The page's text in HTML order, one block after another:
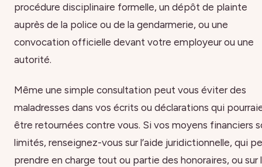
procédure disciplinaire formelle, un dépôt de plainte
auprès de la police ou de la gendarmerie, ou une
convocation officielle devant votre employeur ou une
autorité.
Même une simple consultation peut vous éviter des
maladresses dans vos écrits ou déclarations qui
être retournées contre vous. Si vos moyens financiers
limités, renseignez-vous sur l’aide juridictionnelle, qui
prendre en charge tout ou partie des honoraires, ou sur